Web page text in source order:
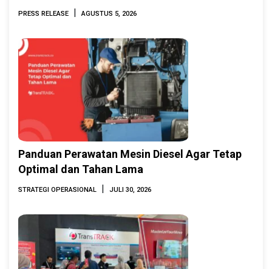
Indonesia Marine & Offshore Expo (IMOX)
PRESS RELEASE | AGUSTUS 5, 2026
Panduan Perawatan Mesin Diesel Agar Tetap
Optimal dan Tahan Lama
STRATEGI OPERASIONAL | JULI 30, 2026